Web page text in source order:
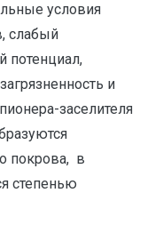
условия
слабый
потенциал,
и
заселителя
покрова, в
степенью